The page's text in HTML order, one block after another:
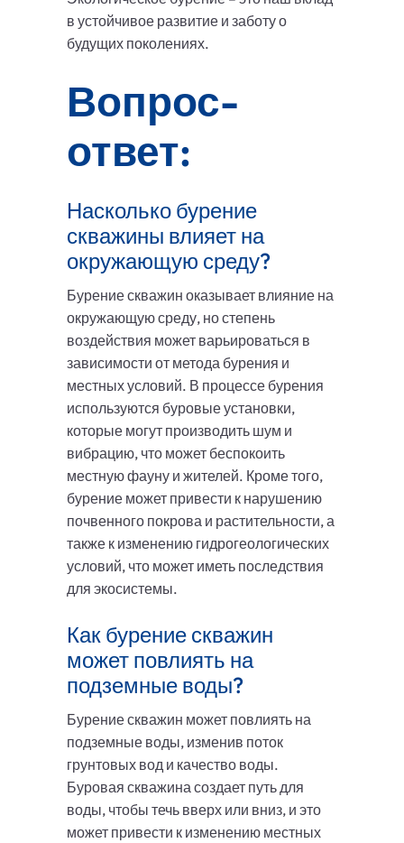
в устойчивое развитие и заботу о
будущих поколениях.
Вопрос-
ответ:
Насколько бурение
скважины влияет на
окружающую среду?
Бурение скважин оказывает влияние на
окружающую среду, но степень
воздействия может варьироваться в
зависимости от метода бурения и
местных условий. В процессе бурения
используются буровые установки,
которые могут производить шум и
вибрацию, что может беспокоить
местную фауну и жителей. Кроме того,
бурение может привести к нарушению
почвенного покрова и растительности, а
также к изменению гидрогеологических
условий, что может иметь последствия
для экосистемы.
Как бурение скважин
может повлиять на
подземные воды?
Бурение скважин может повлиять на
подземные воды, изменив поток
грунтовых вод и качество воды.
Буровая скважина создает путь для
воды, чтобы течь вверх или вниз, и это
может привести к изменению местных